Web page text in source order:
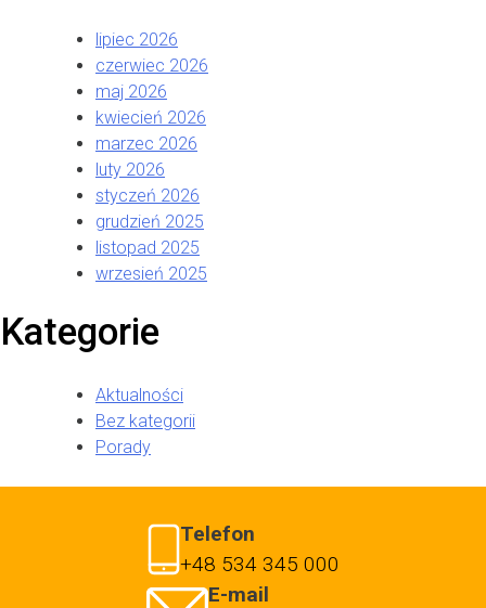
lipiec 2026
czerwiec 2026
maj 2026
kwiecień 2026
marzec 2026
luty 2026
styczeń 2026
grudzień 2025
listopad 2025
wrzesień 2025
Kategorie
Aktualności
Bez kategorii
Porady
Telefon
+48 534 345 000
E-mail